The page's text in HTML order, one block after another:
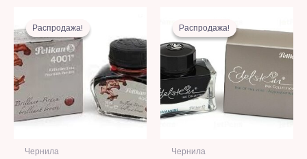
Распродажа!
Распродажа!
Чернила
цена
составляла
60,00 MDL.
Распродажа!
Распродажа!
Чернила
цена
составляла
257,00 MDL.
97,00